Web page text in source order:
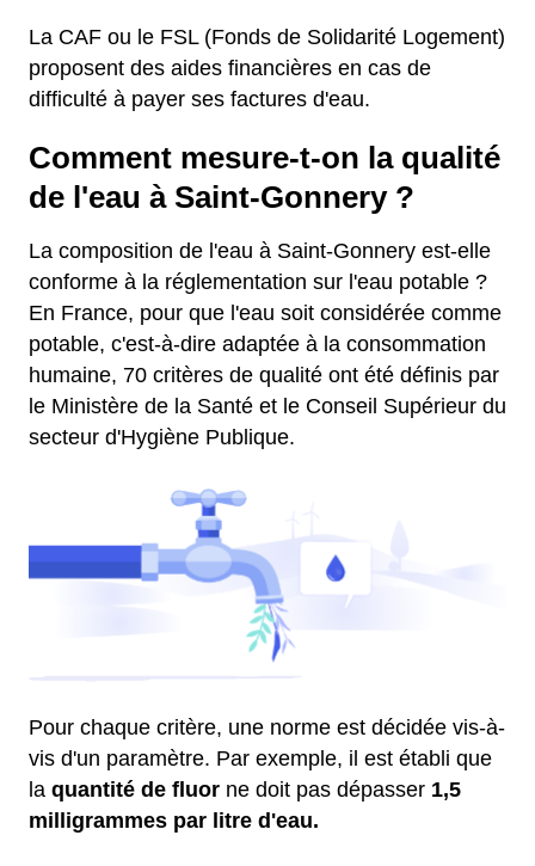
La CAF ou le FSL (Fonds de Solidarité Logement)
proposent des aides financières en cas de
difficulté à payer ses factures d'eau.
Comment mesure-t-on la qualité
de l'eau à Saint-Gonnery ?
La composition de l'eau à Saint-Gonnery est-elle
conforme à la réglementation sur l'eau potable ?
En France, pour que l'eau soit considérée comme
potable, c'est-à-dire adaptée à la consommation
humaine, 70 critères de qualité ont été définis par
le Ministère de la Santé et le Conseil Supérieur du
secteur d'Hygiène Publique.
Pour chaque critère, une norme est décidée vis-à-
vis d'un paramètre. Par exemple, il est établi que
la quantité de fluor ne doit pas dépasser 1,5
milligrammes par litre d'eau.